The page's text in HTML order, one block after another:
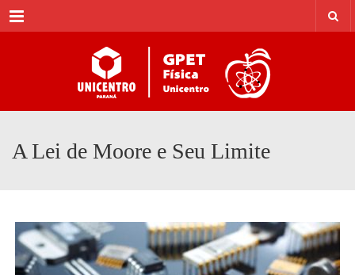
Menu
A Lei de Moore e Seu Limite